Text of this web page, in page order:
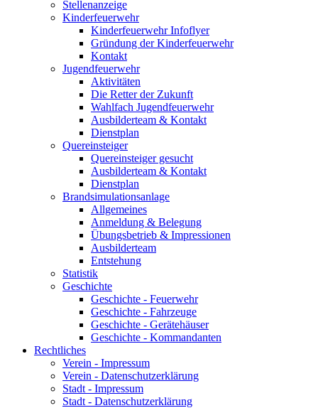
Stellenanzeige
Kinderfeuerwehr
Kinderfeuerwehr Infoflyer
Gründung der Kinderfeuerwehr
Kontakt
Jugendfeuerwehr
Aktivitäten
Die Retter der Zukunft
Wahlfach Jugendfeuerwehr
Ausbilderteam & Kontakt
Dienstplan
Quereinsteiger
Quereinsteiger gesucht
Ausbilderteam & Kontakt
Dienstplan
Brandsimulationsanlage
Allgemeines
Anmeldung & Belegung
Übungsbetrieb & Impressionen
Ausbilderteam
Entstehung
Statistik
Geschichte
Geschichte - Feuerwehr
Geschichte - Fahrzeuge
Geschichte - Gerätehäuser
Geschichte - Kommandanten
Rechtliches
Verein - Impressum
Verein - Datenschutzerklärung
Stadt - Impressum
Stadt - Datenschutzerklärung